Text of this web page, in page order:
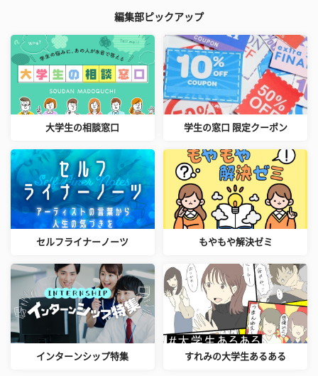
編集部ピックアップ
大学生の相談窓口 学生の窓口 限定クーポン
セルフライナーノーツ もやもや解決ゼミ
インターンシップ特集 すれみの大学生あるある